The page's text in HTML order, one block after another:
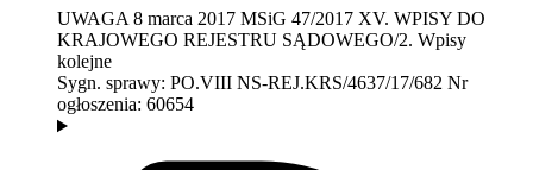
UWAGA 8 marca 2017 MSiG 47/2017 XV. WPISY DO
KRAJOWEGO REJESTRU SĄDOWEGO/2. Wpisy
kolejne
Sygn. sprawy: PO.VIII NS-REJ.KRS/4637/17/682 Nr
ogłoszenia: 60654